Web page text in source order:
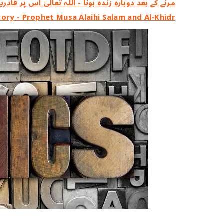
- Prophet Musa Alaihi Salam and Al-Khidr